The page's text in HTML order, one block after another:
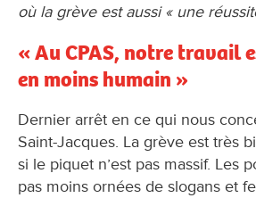
où la grève est aussi « une
« Au CPAS, notre travail
en moins humain »
Dernier arrêt en ce qui nous
Saint-Jacques. La grève est très
si le piquet n’est pas massif. Les
pas moins ornées de slogans et